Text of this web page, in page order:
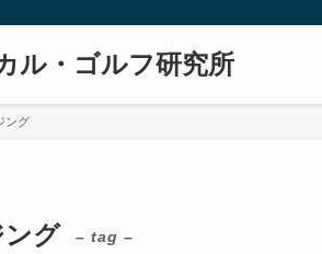
ル・ゴルフ研究所
ング
ング – tag –